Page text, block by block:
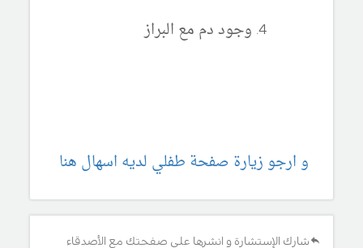
وجود دم مع البراز
و ارجو زيارة صفحة طفلي لديه اسهال هنا
شارك الإستشارة و انشرها على صفحتك مع الأصدقاء